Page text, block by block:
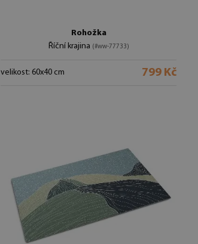
Rohožka
Říční krajina (#ww-77733)
velikost: 60x40 cm 799 Kč